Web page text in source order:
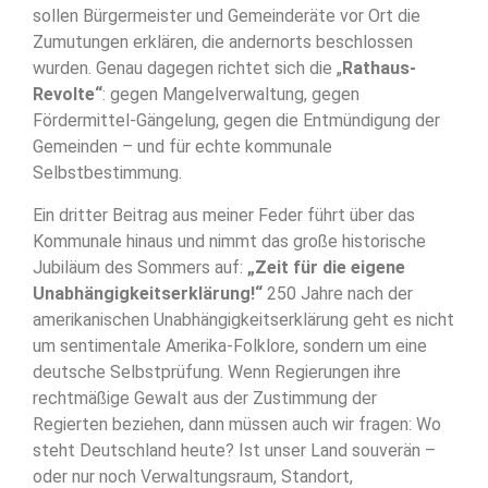
sollen Bürgermeister und Gemeinderäte vor Ort die
Zumutungen erklären, die andernorts beschlossen
wurden. Genau dagegen richtet sich die „ Rathaus-
Revolte“: gegen Mangelverwaltung, gegen
Fördermittel-Gängelung, gegen die Entmündigung der
Gemeinden – und für echte kommunale
Selbstbestimmung.
Ein dritter Beitrag aus meiner Feder führt über das
Kommunale hinaus und nimmt das große historische
Jubiläum des Sommers auf: „Zeit für die eigene
Unabhängigkeitserklärung!“ 250 Jahre nach der
amerikanischen Unabhängigkeitserklärung geht es nicht
um sentimentale Amerika-Folklore, sondern um eine
deutsche Selbstprüfung. Wenn Regierungen ihre
rechtmäßige Gewalt aus der Zustimmung der
Regierten beziehen, dann müssen auch wir fragen: Wo
steht Deutschland heute? Ist unser Land souverän –
oder nur noch Verwaltungsraum, Standort,